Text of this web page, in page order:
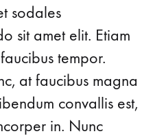
sodales
sit amet elit. Etiam
tempor.
at faucibus magna
convallis est,
in. Nunc